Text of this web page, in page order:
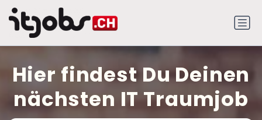
Hier findest Du Deinen
nächsten IT Traumjob